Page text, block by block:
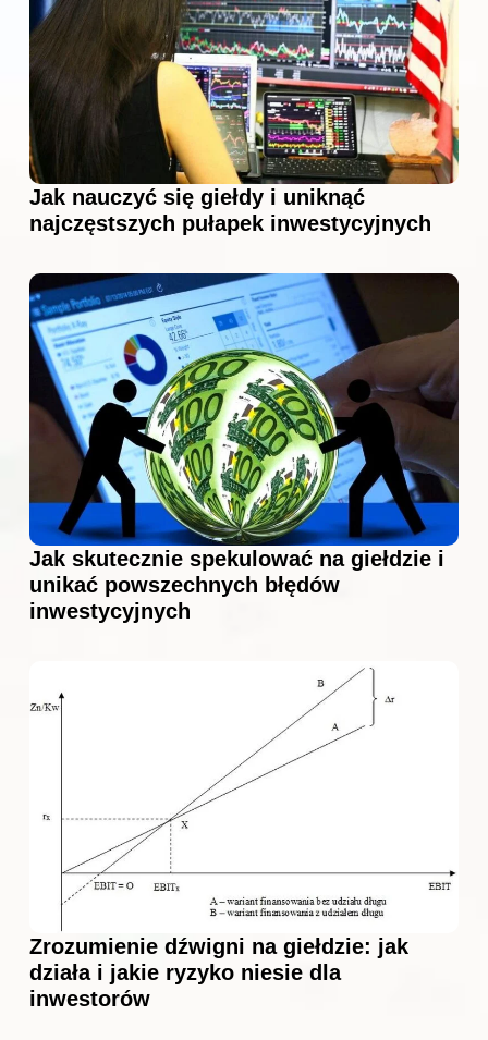
Jak nauczyć się giełdy i uniknąć
najczęstszych pułapek inwestycyjnych
Jak skutecznie spekulować na giełdzie i
unikać powszechnych błędów
inwestycyjnych
Zrozumienie dźwigni na giełdzie: jak
działa i jakie ryzyko niesie dla
inwestorów